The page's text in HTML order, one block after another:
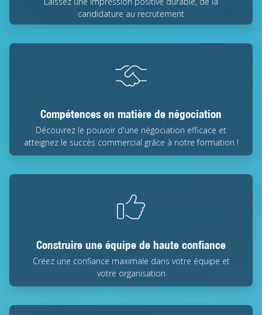
candidature au recrutement
Compétences en matière de négociation
Découvrez le pouvoir d'une négociation efficace et
atteignez le succès commercial grâce à notre formation !
Construire une équipe de haute confiance
Créez une confiance maximale dans votre équipe et
votre organisation